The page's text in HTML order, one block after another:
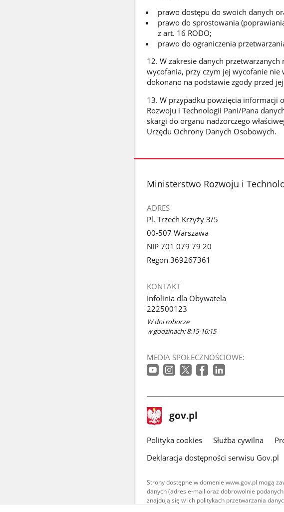
prawo dostępu do swoich danych
prawo do sprostowania
z art. 16 RODO;
prawo do ograniczenia
12. W zakresie danych
wycofania, przy czym jej wycofanie nie
dokonano na podstawie zgody przed
13. W przypadku powzięcia informacji
Rozwoju i Technologii Pani/Pana
skargi do organu nadzorczego
Urzędu Ochrony Danych Osobowych.
stopka
Ministerstwo Rozwoju i
ADRES
Pl. Trzech Krzyży 3/5
00-507 Warszawa
NIP 701 079 79 20
Regon 369267361
KONTAKT
Infolinia dla Obywatela
222500123
W dni robocze
w godzinach: 8:15-16:15
MEDIA SPOŁECZNOŚCIOWE:
stopka
gov.pl Strona
gov.pl
gov.pl
Polityka cookies Służba cywilna
Deklaracja dostępności serwisu Gov.pl
Strony dostępne w domenie www.gov.pl mogą
danych (adres e-mail oraz dobrowolnie
znajdują się w ich politykach przetwarzania